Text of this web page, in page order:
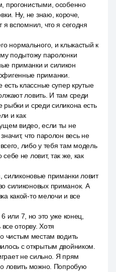
прогонистыми, особенно
Ну, не знаю, короче,
я вспомнил, что я сегодня
нормального, и клыкастый к
подытожу паролонки
приманки и силикон
приманки.
классные супер крутые
ловить. И там среди
рыбки и среди силикона есть
и как
видео, если ты не
что паролон весь не
либо у тебя там модель
не ловит, так же, как
приманки ловит
силиконовых приманок. А
какой-то мелочи и все
или 7, но это уже конец,
оторву. Хотя
чистым местам водить
с открытым двойником.
не сильно. Я прям
ловить можно. Попробую